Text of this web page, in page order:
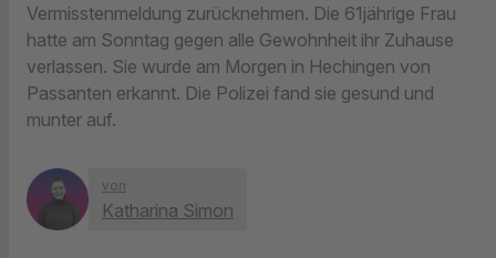
Vermisstenmeldung zurücknehmen. Die 61jährige Frau
hatte am Sonntag gegen alle Gewohnheit ihr Zuhause
verlassen. Sie wurde am Morgen in Hechingen von
Passanten erkannt. Die Polizei fand sie gesund und
munter auf.
von
Katharina Simon